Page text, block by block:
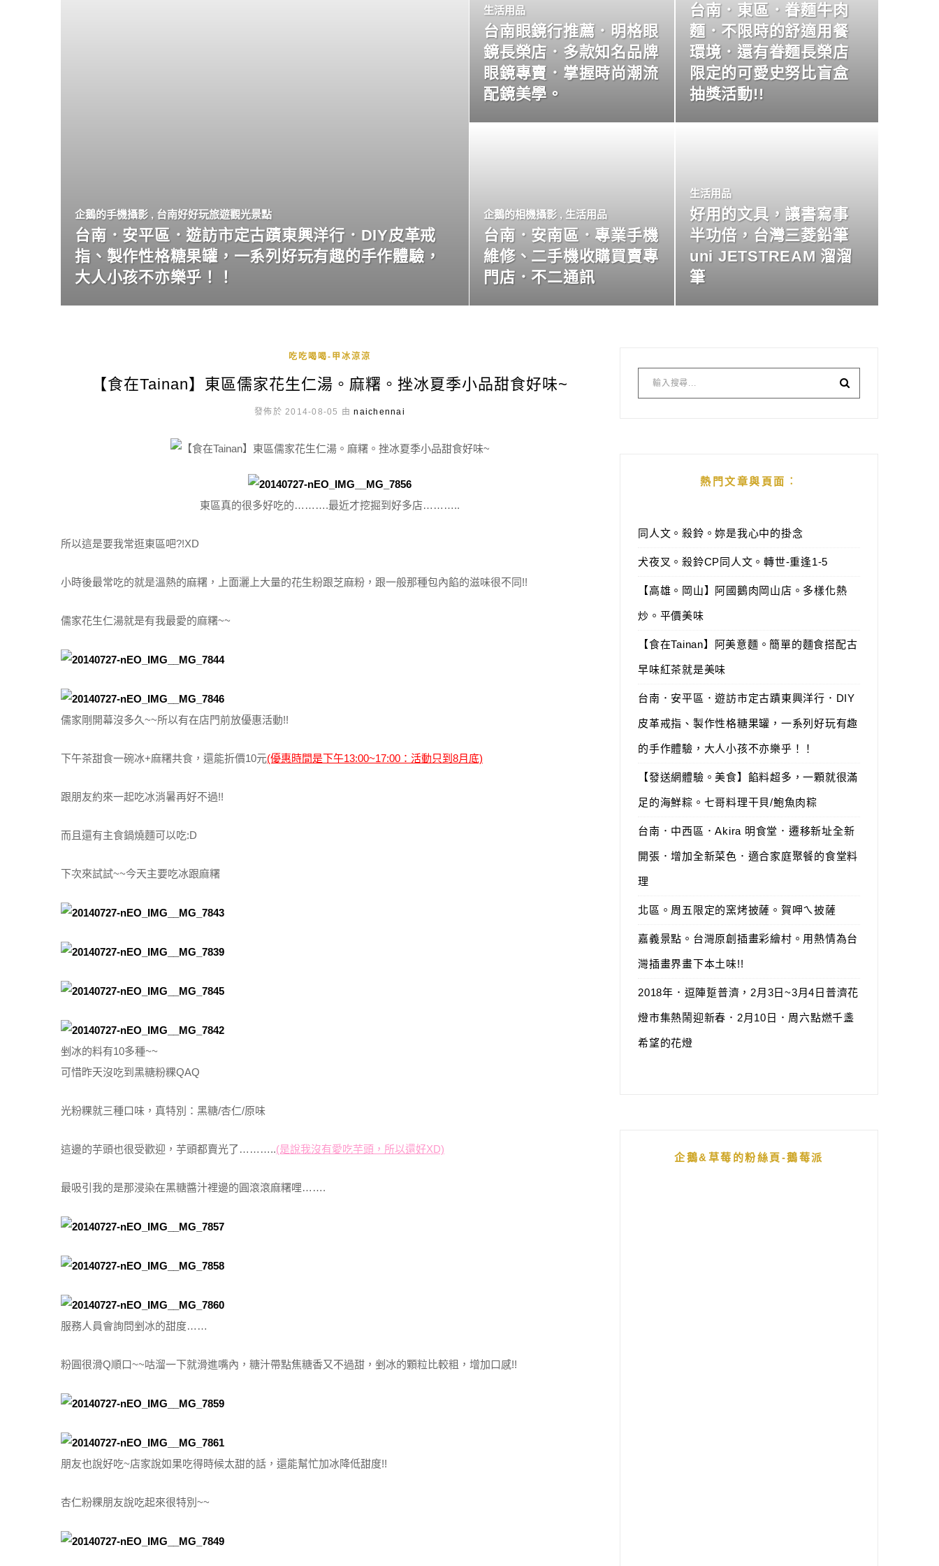
企鵝的手機攝影 , 台南好好玩旅遊觀光景點
台南．安平區．遊訪市定古蹟東興洋行．DIY皮革戒
指、製作性格糖果罐，一系列好玩有趣的手作體驗，
大人小孩不亦樂乎！！
生活用品
台南眼鏡行推薦．明格眼
鏡長榮店．多款知名品牌
眼鏡專賣．掌握時尚潮流
配鏡美學。
台南．東區．眷麵牛肉
麵．不限時的舒適用餐
環境．還有眷麵長榮店
限定的可愛史努比盲盒
抽獎活動!!
企鵝的相機攝影 , 生活用品
台南．安南區．專業手機
維修、二手機收購買賣專
門店．不二通訊
生活用品
好用的文具，讓書寫事
半功倍，台灣三菱鉛筆
uni JETSTREAM 溜溜
筆
吃吃喝喝-甲冰涼涼
【食在Tainan】東區儒家花生仁湯。麻糬。挫冰夏季小品甜食好味~
發佈於 2014-08-05 由naichennai
東區真的很多好吃的……….最近才挖掘到好多店………..
所以這是要我常逛東區吧?!XD
小時後最常吃的就是溫熱的麻糬，上面灑上大量的花生粉跟芝麻粉，跟一般那種包內餡的滋味很不同!!
儒家花生仁湯就是有我最愛的麻糬~~
儒家剛開幕沒多久~~所以有在店門前放優惠活動!!
下午茶甜食一碗冰+麻糬共食，還能折價10元(優惠時間是下午13:00~17:00：活動只到8月底)
跟朋友約來一起吃冰消暑再好不過!!
而且還有主食鍋燒麵可以吃:D
下次來試試~~今天主要吃冰跟麻糬
剉冰的料有10多種~~
可惜昨天沒吃到黑糖粉粿QAQ
光粉粿就三種口味，真特別：黑糖/杏仁/原味
這邊的芋頭也很受歡迎，芋頭都賣光了………..(是說我沒有愛吃芋頭，所以還好XD)
最吸引我的是那浸染在黑糖醬汁裡邊的圓滾滾麻糬哩…….
服務人員會詢問剉冰的甜度……
粉圓很滑Q順口~~咕溜一下就滑進嘴內，糖汁帶點焦糖香又不過甜，剉冰的顆粒比較粗，增加口感!!
朋友也說好吃~店家說如果吃得時候太甜的話，還能幫忙加冰降低甜度!!
杏仁粉粿朋友說吃起來很特別~~
熱門文章與頁面︰
同人文。殺鈴。妳是我心中的掛念
犬夜叉。殺鈴CP同人文。轉世-重逢1-5
【高雄。岡山】阿國鵝肉岡山店。多樣化熱
炒。平價美味
【食在Tainan】阿美意麵。簡單的麵食搭配古
早味紅茶就是美味
台南．安平區．遊訪市定古蹟東興洋行．DIY
皮革戒指、製作性格糖果罐，一系列好玩有趣
的手作體驗，大人小孩不亦樂乎！！
【發送網體驗。美食】餡料超多，一顆就很滿
足的海鮮粽。七哥料理干貝/鮑魚肉粽
台南．中西區．Akira 明食堂．遷移新址全新
開張．增加全新菜色．適合家庭聚餐的食堂料
理
北區。周五限定的窯烤披薩。賀呷ㄟ披薩
嘉義景點。台灣原創插畫彩繪村。用熱情為台
灣插畫界畫下本土味!!
2018年．逗陣踅普濟，2月3日~3月4日普濟花
燈市集熱鬧迎新春．2月10日．周六點燃千盞
希望的花燈
企鵝&草莓的粉絲頁-鵝莓派